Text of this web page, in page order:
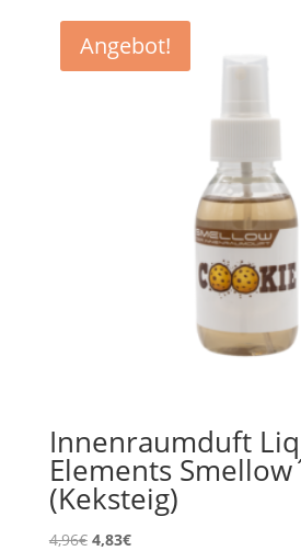
Angebot!
Innenraumduft
Elements
(Keksteig)
4,96€ Ursprünglicher
4,83€Aktueller